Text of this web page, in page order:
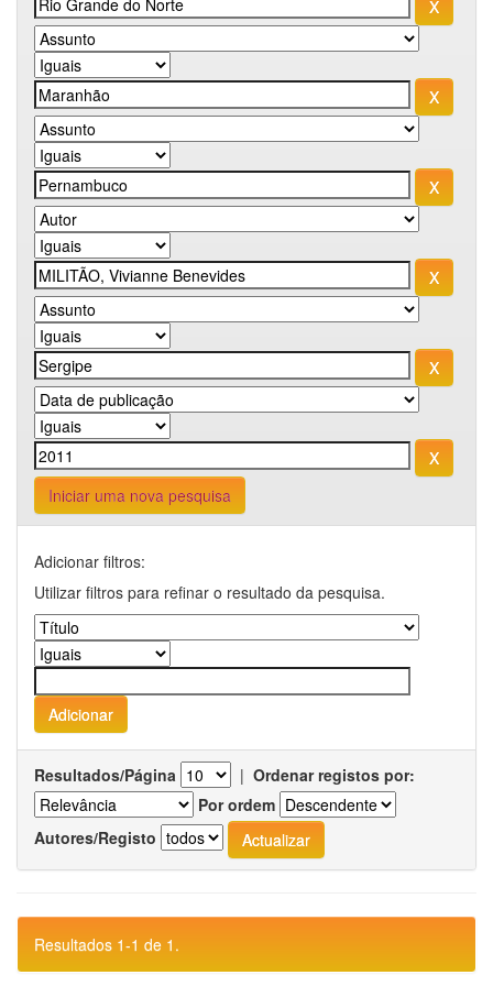
Iniciar uma nova pesquisa
Adicionar filtros:
Utilizar filtros para refinar o resultado da pesquisa.
Resultados/Página | Ordenar registos por:
Por ordem
Autores/Registo
Resultados 1-1 de 1.